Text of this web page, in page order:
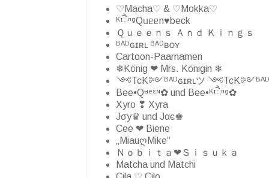
♡Macha♡ & ♡Mokka♡
ᴷᶦཻⁿᵍQᥙᥱᥱn♥beck
Ｑｕｅｅｎｓ Ａｎｄ Ｋｉｎｇｓ
ᴮᴬᴰɢɪʀʟ ᴮᴬᴰʙᴏʏ
Cartoon-Paarnamen
❄König ❤ Mrs. Königin ❄
༺TcK༻ᴮᴬᴰɢɪʀʟツ
Bee•Qᶶᵉᵋᶰ✿ und Bee•ᴷᶦཻⁿᵍ✿
Xyro ❣ Xyra
Jσу♛ und Jαє♚
Cee ❤ Biene
„MiauღMike“
Ｎｏｂｉｔａ❤Ｓｉｓｕｋａ
Matcha und Matchi